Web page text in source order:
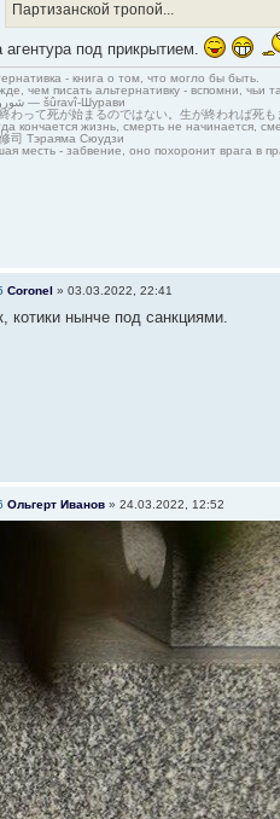
Партизанской тропой...
агентура под прикрытием.
- книга о том, что могло бы быть.
чем писать альтернативку - вспомни, чьи
Я-شوروی — šûravî-Шурави
わって死が始まるのではない。生が終われば死も
кончается жизнь, смерть не начинается,
司 Тэраяма Сюудзи
месть - забвение, оно похоронит врага в
Coronel » 03.03.2022, 22:41
котики нынче под санкциями.
Ольгерт Иванов » 24.03.2022, 12:52